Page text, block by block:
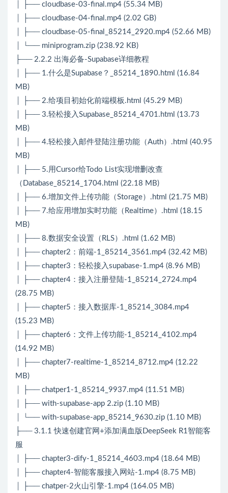
│ ├── cloudbase-03-final.mp4 (55.34 MB)
│ ├── cloudbase-04-final.mp4 (2.02 GB)
│ ├── cloudbase-05-final_85214_2920.mp4 (52.66 MB)
│ └── miniprogram.zip (238.92 KB)
├── 2.2.2 出海必备-Supabase详细教程
│ ├── 1.什么是Supabase？_85214_1890.html (16.84
MB)
│ ├── 2.给项目初始化前端模板.html (45.29 MB)
│ ├── 3.轻松接入Supabase_85214_4701.html (13.73
MB)
│ ├── 4.轻松接入邮件登陆注册功能（Auth）.html (40.95
MB)
│ ├── 5.用Cursor给Todo List实现增删改查
（Database_85214_1704.html (22.18 MB)
│ ├── 6.增加文件上传功能（Storage）.html (21.75 MB)
│ ├── 7.给应用增加实时功能（Realtime）.html (18.15
MB)
│ ├── 8.数据安全设置（RLS）.html (1.62 MB)
│ ├── chapter2：前端-1_85214_3561.mp4 (32.42 MB)
│ ├── chapter3：轻松接入supabase-1.mp4 (8.96 MB)
│ ├── chapter4：接入注册登陆-1_85214_2724.mp4
(28.75 MB)
│ ├── chapter5：接入数据库-1_85214_3084.mp4
(15.23 MB)
│ ├── chapter6：文件上传功能-1_85214_4102.mp4
(14.92 MB)
│ ├── chapter7-realtime-1_85214_8712.mp4 (12.22
MB)
│ ├── chatper1-1_85214_9937.mp4 (11.51 MB)
│ ├── with-supabase-app 2.zip (1.10 MB)
│ └── with-supabase-app_85214_9630.zip (1.10 MB)
├── 3.1.1 快速创建官网+添加满血版DeepSeek R1智能客
服
│ ├── chapter3-dify-1_85214_4603.mp4 (18.64 MB)
│ ├── chapter4-智能客服接入网站-1.mp4 (8.75 MB)
│ ├── chatper-2火山引擎-1.mp4 (164.05 MB)